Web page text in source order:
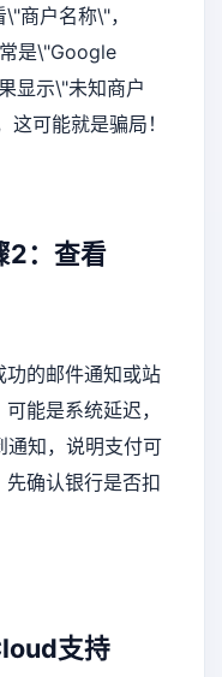
商户名称\"，
是\"Google
显示\"未知商户
可能就是骗局！
2：查看
的邮件通知或站
能是系统延迟，
通知，说明支付可
确认银行是否扣
支持